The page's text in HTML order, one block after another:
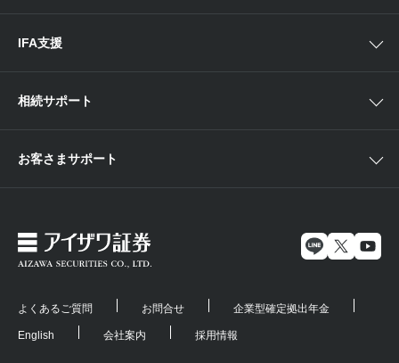
IFA支援
相続サポート
お客さまサポート
よくあるご質問 お問合せ 企業型確定拠出年金
English 会社案内 採用情報